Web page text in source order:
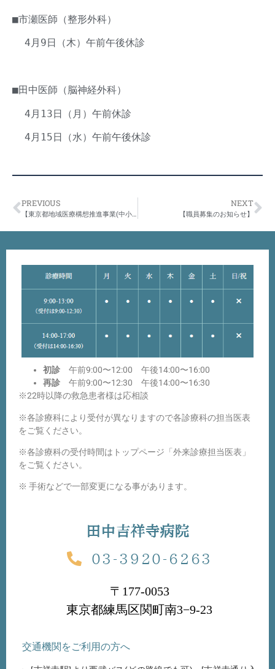
■市瀬医師（整形外科）
4月9日（木）午前午後休診
■田中 医師（脳神経外科）
4月13日（月）午前休診
4月15日（水）午前午後休診
PREVIOUS
【東京都地域医療構想推進事業(中小病院支援)における一般競争入札の実施について】
NEXT
【職員募集のお知らせ】
初診 午前9:00〜12:00 午後14:00〜16:00
再診 午前9:00〜12:30 午後14:00〜16:30
※22時以降の救急患者様は応相談
※各診療科により受付が異なりますので各診療科の担当医表
をご覧ください。
※各診療科の受付時間はトップページ「外来診療担当医表」
をご覧ください。
※ 手術などで一部変更になる事があります。
田中吉祥寺病院
03-3920-6263
〒177-0053
東京都練馬区関町南3−9-23
交通機関をご利用の方へ